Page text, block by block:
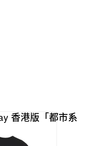
香港版「都市系